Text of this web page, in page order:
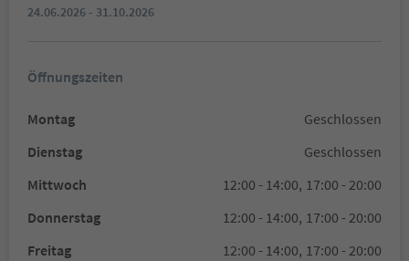
24.06.2026 - 31.10.2026
Öffnungszeiten
Montag
Geschlossen
Dienstag
Geschlossen
Mittwoch
12:00 - 14:00, 17:00 - 20:00
Donnerstag
12:00 - 14:00, 17:00 - 20:00
Freitag
12:00 - 14:00, 17:00 - 20:00